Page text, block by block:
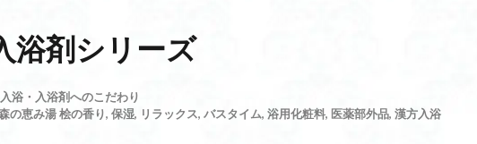
浴剤シリーズ
入浴・入浴剤へのこだわり
の恵み湯 桧の香り, 保湿, リラックス, バスタイム, 浴用化粧料, 医薬部外品, 漢方入浴